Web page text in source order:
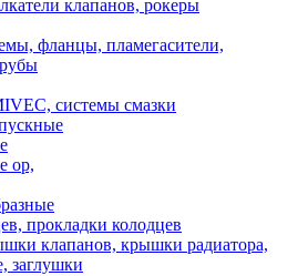
клапанов, рокеры
фланцы, пламегасители,
системы смазки
ор,
прокладки колодцев
клапанов, крышки радиатора,
заглушки